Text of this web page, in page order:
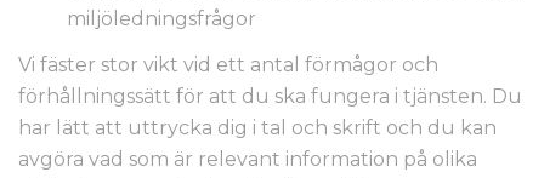
miljöledningsfrågor
Vi fäster stor vikt vid ett antal förmågor och
förhållningssätt för att du ska fungera i tjänsten. Du
har lätt att uttrycka dig i tal och skrift och du kan
avgöra vad som är relevant information på olika